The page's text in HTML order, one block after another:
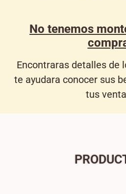
No tenemos
Encontraras detalles de
te ayudara conocer sus
tus